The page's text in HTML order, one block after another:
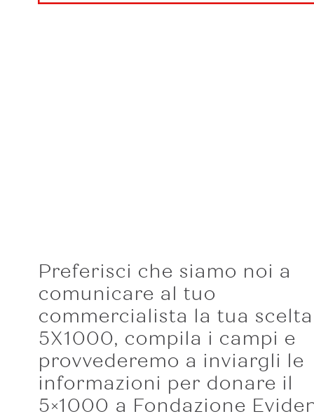
Preferisci che siamo noi a
comunicare al tuo
commercialista la tua
5X1000, compila i campi e
provvederemo a inviargli le
informazioni per donare il
5×1000 a Fondazione